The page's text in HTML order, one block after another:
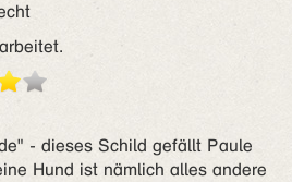
- dieses Schild gefällt Paule
Hund ist nämlich alles andere